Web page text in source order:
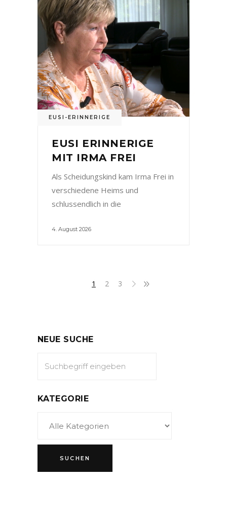
EUSI-ERINNERIGE
EUSI ERINNERIGE
MIT IRMA FREI
Als Scheidungskind kam Irma Frei in
verschiedene Heims und
schlussendlich in die
4. August 2026
1 2 3
NEUE SUCHE
KATEGORIE